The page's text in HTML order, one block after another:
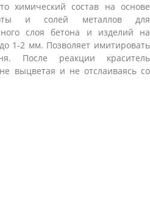
химический состав на основе
и солей металлов для
слоя бетона и изделий на
1-2 мм. Позволяет имитировать
После реакции краситель
выцветая и не отслаиваясь со